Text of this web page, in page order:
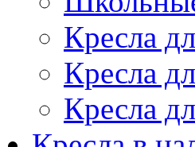
Кресла
Кресла
Кресла